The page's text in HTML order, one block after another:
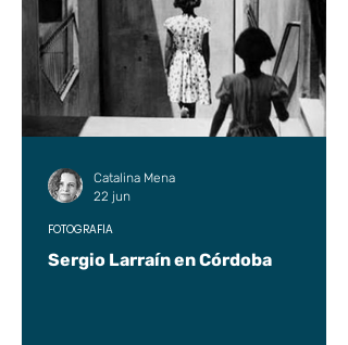
Sergio Larraín en Córdoba
FOTOGRAFÍA
Catalina Mena
22 jun